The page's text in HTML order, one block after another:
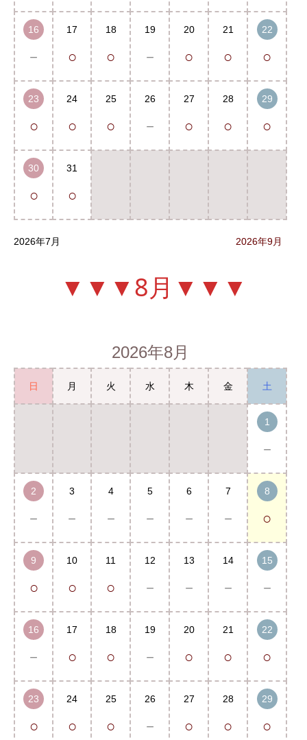
16
－
17
○
18
○
19
－
20
○
21
○
22
○
23
○
24
○
25
○
26
－
27
○
28
○
29
○
30
○
31
○
2026年7月 2026年9月
▼▼▼8月▼▼▼
2026年8月
日 月 火 水 木 金 土
1
－
2
－
3
－
4
－
5
－
6
－
7
－
8
○
9
○
10
○
11
○
12
－
13
－
14
－
15
－
16
－
17
○
18
○
19
－
20
○
21
○
22
○
23
○
24
○
25
○
26
－
27
○
28
○
29
○